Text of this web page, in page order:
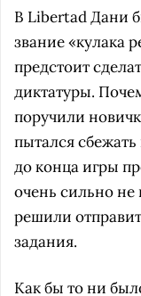
В Libertad Дани
звание «кулака
предстоит
диктатуры.
поручили
пытался
до конца игры
очень сильно не
решили
задания.
Как бы то ни